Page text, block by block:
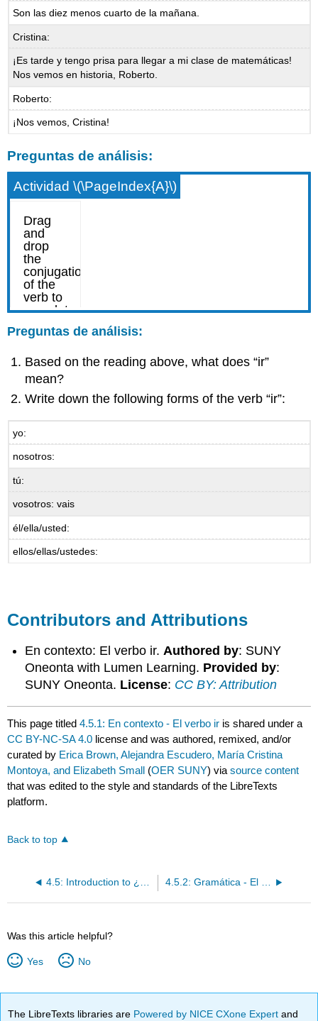
Son las diez menos cuarto de la mañana.
Cristina:
¡Es tarde y tengo prisa para llegar a mi clase de matemáticas!
Nos vemos en historia, Roberto.
Roberto:
¡Nos vemos, Cristina!
Preguntas de análisis:
Actividad \(\PageIndex{A}\)
Preguntas de análisis:
Based on the reading above, what does “ir”
mean?
Write down the following forms of the verb “ir”:
yo:
nosotros:
tú:
vosotros: vais
él/ella/usted:
ellos/ellas/ustedes:
Contributors and Attributions
En contexto: El verbo ir.Authored by: SUNY
Oneonta with Lumen Learning. Provided by:
SUNY Oneonta. License: CC BY: Attribution
This page titled4.5.1: En contexto - El verbo ir is shared under a
CC BY-NC-SA 4.0 license and was authored, remixed, and/or
curated by Erica Brown, Alejandra Escudero, María Cristina
Montoya, and Elizabeth Small (OER SUNY) viasource content
that was edited to the style and standards of the LibreTexts
platform.
Back to top
4.5: Introduction to ¿Adónde vas? 4.5.2: Gramática - El verbo ir
Was this article helpful?
Yes No
The LibreTexts libraries are Powered by NICE CXone Expertand